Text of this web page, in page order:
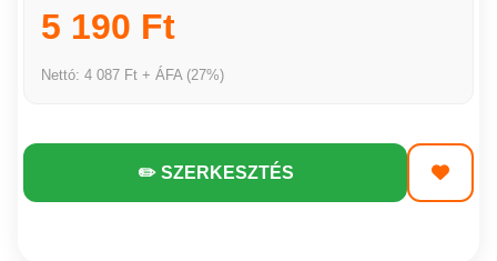
5 190 Ft
Nettó: 4 087 Ft + ÁFA (27%)
✏️ SZERKESZTÉS